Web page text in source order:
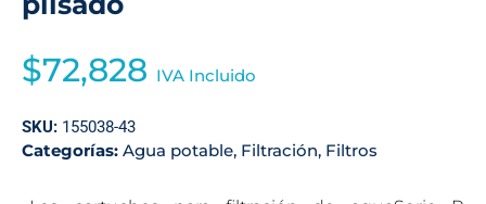
$72,828 IVA Incluido
SKU: 155038-43
Categorías: Agua potable, Filtración, Filtros